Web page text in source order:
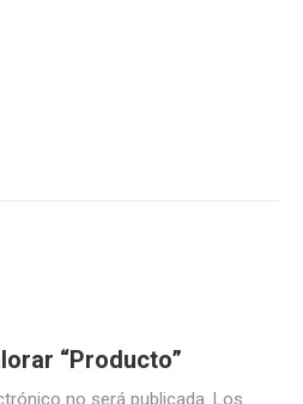
“Producto”
no será publicada. Los